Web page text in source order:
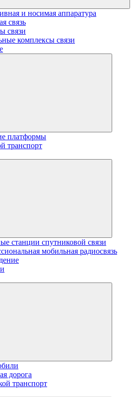
и носимая аппаратура
связь
связи
комплексы связи
платформы
транспорт
станции спутниковой связи
мобильная радиосвязь
дорога
транспорт